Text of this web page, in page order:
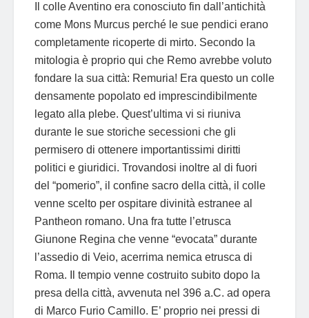
Il colle Aventino era conosciuto fin dall’antichità
come Mons Murcus perché le sue pendici erano
completamente ricoperte di mirto. Secondo la
mitologia è proprio qui che Remo avrebbe voluto
fondare la sua città: Remuria! Era questo un colle
densamente popolato ed imprescindibilmente
legato alla plebe. Quest’ultima vi si riuniva
durante le sue storiche secessioni che gli
permisero di ottenere importantissimi diritti
politici e giuridici. Trovandosi inoltre al di fuori
del “pomerio”, il confine sacro della città, il colle
venne scelto per ospitare divinità estranee al
Pantheon romano. Una fra tutte l’etrusca
Giunone Regina che venne “evocata” durante
l’assedio di Veio, acerrima nemica etrusca di
Roma. Il tempio venne costruito subito dopo la
presa della città, avvenuta nel 396 a.C. ad opera
di Marco Furio Camillo. E’ proprio nei pressi di